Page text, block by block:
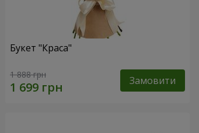
Букет "Краса"
1 888 грн Замовити